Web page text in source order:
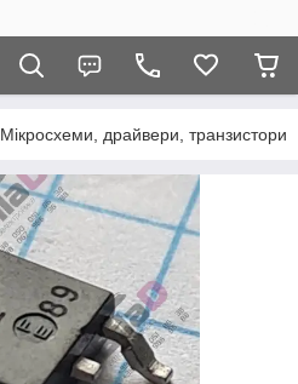
Мікросхеми, драйвери, транзистори